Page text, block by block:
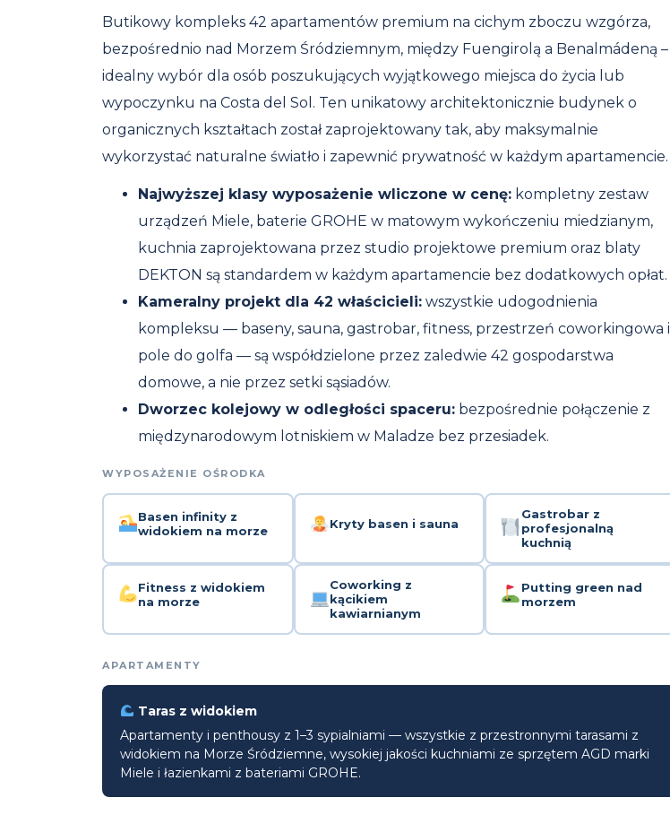
Butikowy kompleks 42 apartamentów premium na cichym zboczu wzgórza,
bezpośrednio nad Morzem Śródziemnym, między Fuengirolą a Benalmádeną –
idealny wybór dla osób poszukujących wyjątkowego miejsca do życia lub
wypoczynku na Costa del Sol. Ten unikatowy architektonicznie budynek o
organicznych kształtach został zaprojektowany tak, aby maksymalnie
wykorzystać naturalne światło i zapewnić prywatność w każdym apartamencie.
Najwyższej klasy wyposażenie wliczone w cenę: kompletny zestaw
urządzeń Miele, baterie GROHE w matowym wykończeniu miedzianym,
kuchnia zaprojektowana przez studio projektowe premium oraz blaty
DEKTON są standardem w każdym apartamencie bez dodatkowych opłat.
Kameralny projekt dla 42 właścicieli: wszystkie udogodnienia
kompleksu — baseny, sauna, gastrobar, fitness, przestrzeń coworkingowa i
pole do golfa — są współdzielone przez zaledwie 42 gospodarstwa
domowe, a nie przez setki sąsiadów.
Dworzec kolejowy w odległości spaceru: bezpośrednie połączenie z
międzynarodowym lotniskiem w Maladze bez przesiadek.
WYPOSAŻENIE OŚRODKA
Basen infinity z
widokiem na morze
Kryty basen i sauna
Gastrobar z
profesjonalną
kuchnią
Fitness z widokiem
na morze
Coworking z
kącikiem
kawiarnianym
Putting green nad
morzem
APARTAMENTY
Taras z widokiem
Apartamenty i penthousy z 1–3 sypialniami — wszystkie z przestronnymi tarasami z
widokiem na Morze Śródziemne, wysokiej jakości kuchniami ze sprzętem AGD marki
Miele i łazienkami z bateriami GROHE.